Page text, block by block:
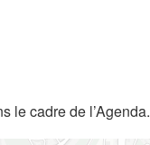
le cadre de l’Agenda.